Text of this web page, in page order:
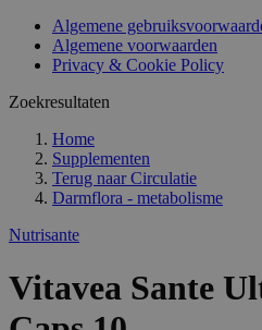
Algemene
Algemene voorwaarden
Privacy & Cookie Policy
Zoekresultaten
Home
Supplementen
Terug naar Circulatie
Darmflora - metabolisme
Nutrisante
Vitavea Sante